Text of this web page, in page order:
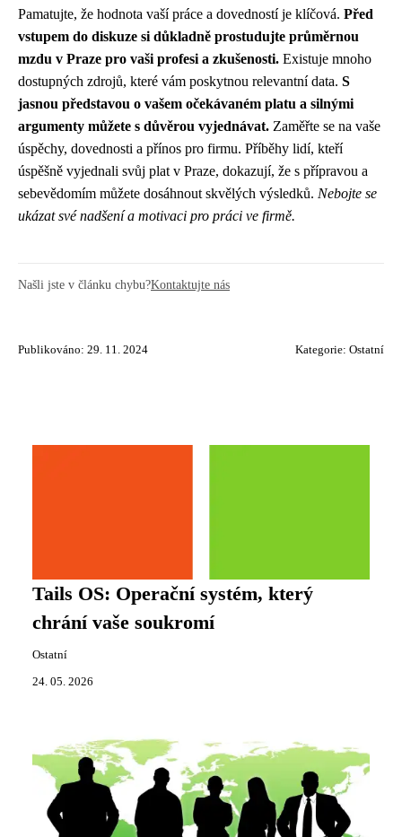
Pamatujte, že hodnota vaší práce a dovedností je klíčová. Před
vstupem do diskuze si důkladně prostudujte průměrnou
mzdu v Praze pro vaši profesi a zkušenosti. Existuje mnoho
dostupných zdrojů, které vám poskytnou relevantní data. S
jasnou představou o vašem očekávaném platu a silnými
argumenty můžete s důvěrou vyjednávat. Zaměřte se na vaše
úspěchy, dovednosti a přínos pro firmu. Příběhy lidí, kteří
úspěšně vyjednali svůj plat v Praze, dokazují, že s přípravou a
sebevědomím můžete dosáhnout skvělých výsledků. Nebojte se
ukázat své nadšení a motivaci pro práci ve firmě.
Našli jste v článku chybu?Kontaktujte nás
Publikováno: 29. 11. 2024 Kategorie: Ostatní
Tails OS: Operační systém, který
chrání vaše soukromí
Ostatní
24. 05. 2026